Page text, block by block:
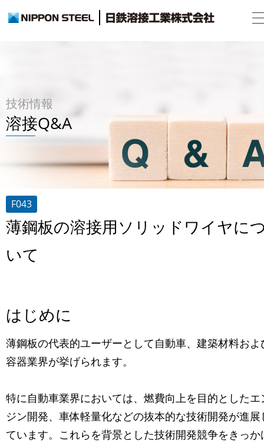
技術情報
溶接Q&A
F043
薄鋼板の溶接用ソリッドワイヤに
いて
はじめに
薄鋼板の代表的ユーザーとして自動車、建築材料およ
容器業界が挙げられます。
特に自動車業界においては、燃費向上を目的としたエ
ジン開発、車体軽量化などの抜本的な技術開発が進展
ています。これらを背景とした技術開発競争をきっか